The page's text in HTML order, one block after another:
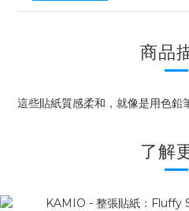
商品
這些貼紙質感柔和，就像是用色鉛
了解